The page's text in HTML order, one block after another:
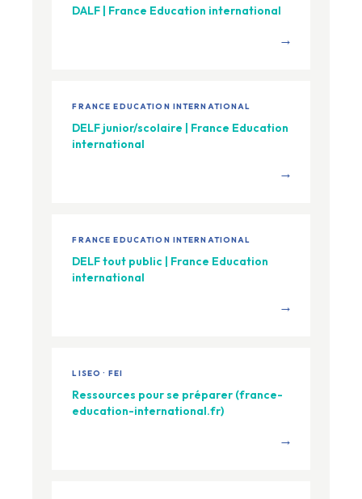
DALF | France Education international
→
FRANCE EDUCATION INTERNATIONAL
DELF junior/scolaire | France Education
international
→
FRANCE EDUCATION INTERNATIONAL
DELF tout public | France Education
international
→
LISEO · FEI
Ressources pour se préparer (france-
education-international.fr)
→